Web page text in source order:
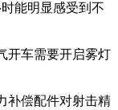
能明显感受到不
开车需要开启雾灯
补偿配件对射击精